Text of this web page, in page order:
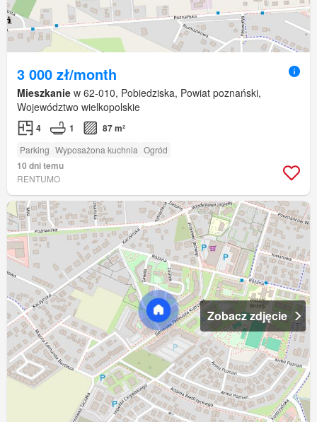
3 000 zł/month
Mieszkanie w 62-010, Pobiedziska, Powiat poznański,
Województwo wielkopolskie
4 1 87 m²
Parking Wyposażona kuchnia Ogród
10 dni temu
RENTUMO
Zobacz zdjęcie